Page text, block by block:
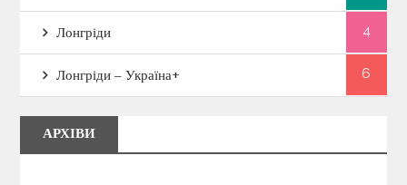
Лонгріди 4
Лонгріди – Україна+ 6
АРХІВИ